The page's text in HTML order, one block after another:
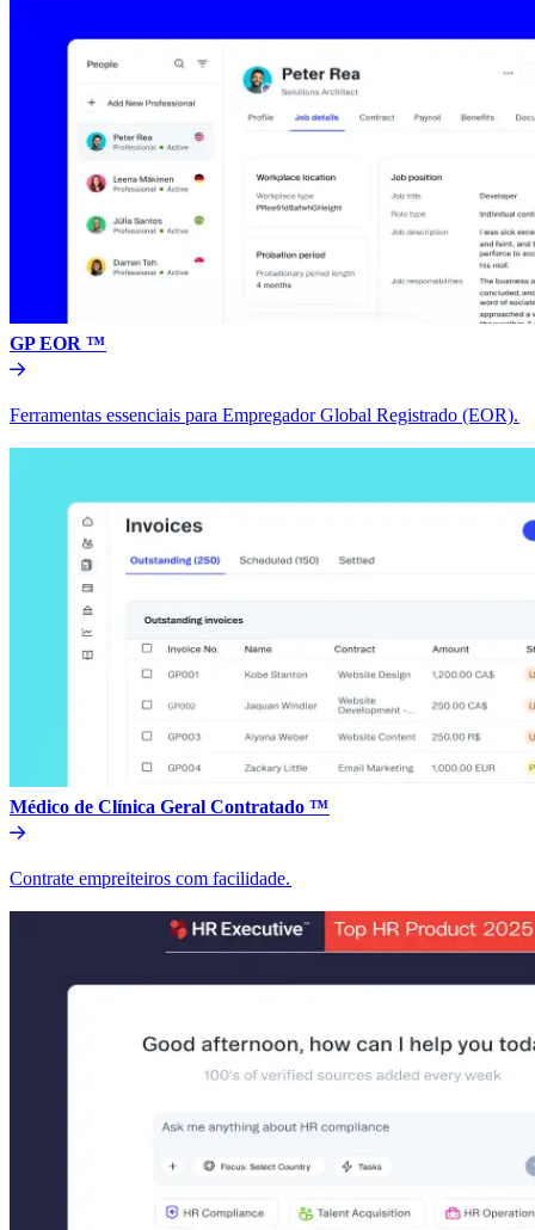
GP EOR ™​​
Ferramentas essenciais para Empregador Global Registrado (EOR).​​
Médico de Clínica Geral Contratado ™​​
Contrate empreiteiros com facilidade.​​